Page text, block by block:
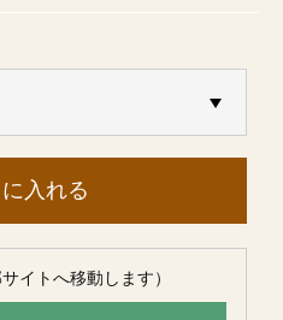
入れる
イトへ移動します）